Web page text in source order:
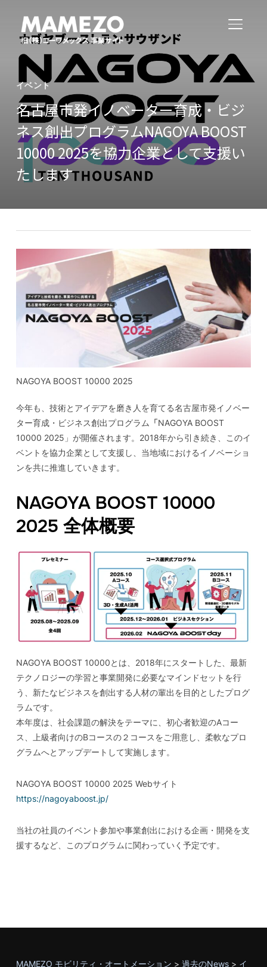
サイド
イベント
名古屋市発イノベーター育成・ビジ
ネス創出プログラムNAGOYA BOOST
10000 2025を協力企業として支援い
たします
NAGOYA BOOST 10000 2025
今年も、技術とアイデアを磨き人を育てる名古屋市発イノベー
ター育成・ビジネス創出プログラム 「NAGOYA BOOST
10000 2025」が開催されます。2018年から引き続き、このイ
ベントを協力企業として支援し、当地域におけるイノベーショ
ンを共に推進していきます。
NAGOYA BOOST 10000
2025 全体概要
NAGOYA BOOST 10000とは、2018年にスタートした、最新
テクノロジーの学習と事業開発に必要なマインドセットを行
う、新たなビジネスを創出する人材の輩出を目的としたプログ
ラムです。
本年度は、社会課題の解決をテーマに、初心者歓迎のAコー
ス、上級者向けのBコースの２コースをご用意し、柔軟なプロ
グラムへとアップデートして実施します。
NAGOYA BOOST 10000 2025 Webサイト
https://nagoyaboost.jp/
当社の社員のイベント参加や事業創出における企画・開発を支
援するなど、このプログラムに関わっていく予定です。
MAMEZO モビリティ・オートメーション > 過去のNews> イ